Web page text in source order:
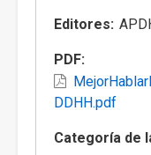
Editores
PDF
DDHH.pdf
Categoría de